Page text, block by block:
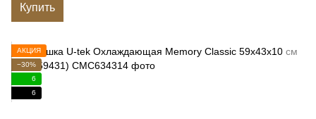
Купить
АКЦИЯ
−30%
6
6